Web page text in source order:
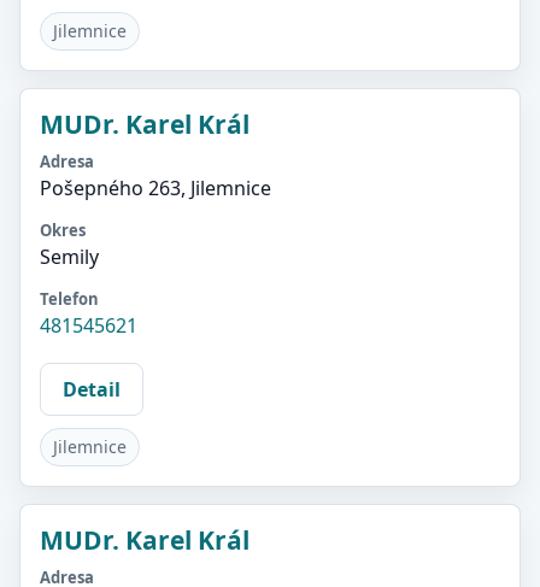
Jilemnice
MUDr. Karel Král
Adresa
Pošepného 263, Jilemnice
Okres
Semily
Telefon
481545621
Detail
Jilemnice
MUDr. Karel Král
Adresa